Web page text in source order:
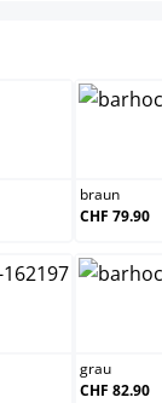
braun
CHF 79.90
grau
CHF 82.90